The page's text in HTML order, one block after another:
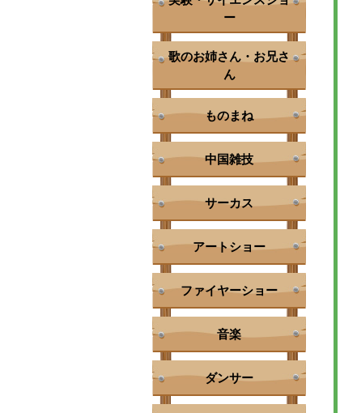
ー
歌のお姉さん・お兄さ
ん
ものまね
中国雑技
サーカス
アートショー
ファイヤーショー
音楽
ダンサー